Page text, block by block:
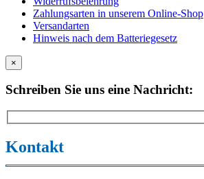
Zahlungsarten in unserem Online-Shop
Versandarten
Hinweis nach dem Batteriegesetz
×
Schreiben Sie uns eine Nachricht:
Kontakt